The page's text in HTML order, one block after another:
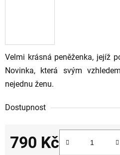
Velmi krásná peněženka, jejíž
Novinka, která svým
nejednu ženu.
Dostupnost
790 Kč